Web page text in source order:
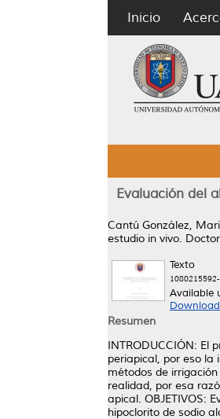
Inicio
Evaluación del
Cantú González,
estudio in vivo.
Texto
1080215592-
Available
Resumen
INTRODUCCIÓN: El
periapical, por eso la
métodos de
realidad, por esa
apical. OBJETIVOS:
hipoclorito de sodio